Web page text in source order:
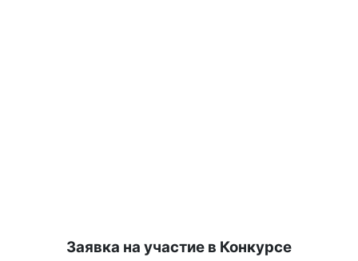
Заявка на участие в Конкурсе